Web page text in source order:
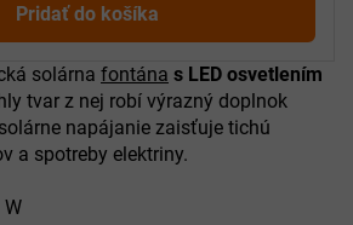
Pridať do košíka
solárna fontána s LED osvetlením
tvar z nej robí výrazný doplnok
napájanie zaisťuje tichú
a spotreby elektriny.
W